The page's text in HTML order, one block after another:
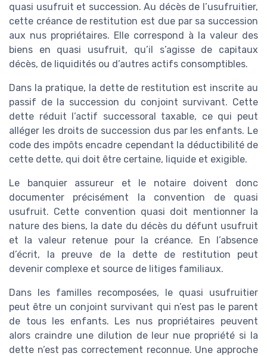
quasi usufruit et succession. Au décès de l’usufruitier,
cette créance de restitution est due par sa succession
aux nus propriétaires. Elle correspond à la valeur des
biens en quasi usufruit, qu’il s’agisse de capitaux
décès, de liquidités ou d’autres actifs consomptibles.
Dans la pratique, la dette de restitution est inscrite au
passif de la succession du conjoint survivant. Cette
dette réduit l’actif successoral taxable, ce qui peut
alléger les droits de succession dus par les enfants. Le
code des impôts encadre cependant la déductibilité de
cette dette, qui doit être certaine, liquide et exigible.
Le banquier assureur et le notaire doivent donc
documenter précisément la convention de quasi
usufruit. Cette convention quasi doit mentionner la
nature des biens, la date du décès du défunt usufruit
et la valeur retenue pour la créance. En l’absence
d’écrit, la preuve de la dette de restitution peut
devenir complexe et source de litiges familiaux.
Dans les familles recomposées, le quasi usufruitier
peut être un conjoint survivant qui n’est pas le parent
de tous les enfants. Les nus propriétaires peuvent
alors craindre une dilution de leur nue propriété si la
dette n’est pas correctement reconnue. Une approche